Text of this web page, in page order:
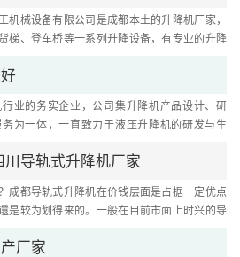
机械设备有限公司是成都本土的升降机厂家，
梯、登车桥等一系列升降设备，有专业的升降
业的务实企业，公司集升降机产品设计、研
为一体，一直致力于液压升降机的研发与生
导轨式升降机厂家
成都导轨式升降机在价钱层面是占据一定优点
是较为划得来的。一般在目前市面上时兴的导
厂家